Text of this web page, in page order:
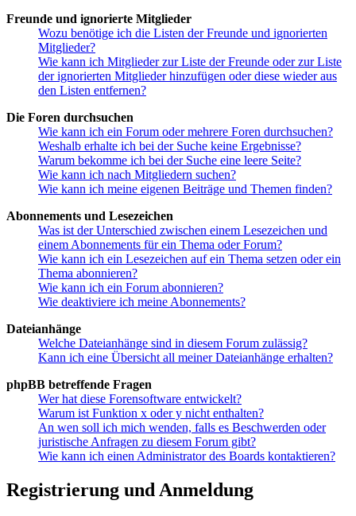
Freunde und ignorierte Mitglieder
Wozu benötige ich die Listen der Freunde und ignorierten
Mitglieder?
Wie kann ich Mitglieder zur Liste der Freunde oder zur Liste
der ignorierten Mitglieder hinzufügen oder diese wieder aus
den Listen entfernen?
Die Foren durchsuchen
Wie kann ich ein Forum oder mehrere Foren durchsuchen?
Weshalb erhalte ich bei der Suche keine Ergebnisse?
Warum bekomme ich bei der Suche eine leere Seite?
Wie kann ich nach Mitgliedern suchen?
Wie kann ich meine eigenen Beiträge und Themen finden?
Abonnements und Lesezeichen
Was ist der Unterschied zwischen einem Lesezeichen und
einem Abonnements für ein Thema oder Forum?
Wie kann ich ein Lesezeichen auf ein Thema setzen oder ein
Thema abonnieren?
Wie kann ich ein Forum abonnieren?
Wie deaktiviere ich meine Abonnements?
Dateianhänge
Welche Dateianhänge sind in diesem Forum zulässig?
Kann ich eine Übersicht all meiner Dateianhänge erhalten?
phpBB betreffende Fragen
Wer hat diese Forensoftware entwickelt?
Warum ist Funktion x oder y nicht enthalten?
An wen soll ich mich wenden, falls es Beschwerden oder
juristische Anfragen zu diesem Forum gibt?
Wie kann ich einen Administrator des Boards kontaktieren?
Registrierung und Anmeldung